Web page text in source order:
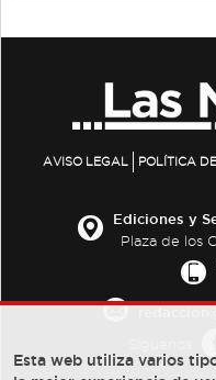
AVISO LEGAL POLÍTICA
Ediciones y
Plaza de los
Esta web utiliza varios